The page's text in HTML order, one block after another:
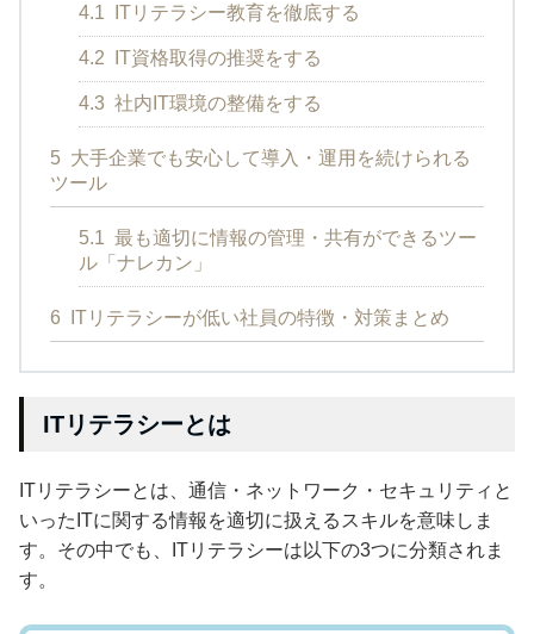
4.1 ITリテラシー教育を徹底する
4.2 IT資格取得の推奨をする
4.3 社内IT環境の整備をする
5 大手企業でも安心して導入・運用を続けられる
ツール
5.1 最も適切に情報の管理・共有ができるツー
ル「ナレカン」
6 ITリテラシーが低い社員の特徴・対策まとめ
ITリテラシーとは
ITリテラシーとは、通信・ネットワーク・セキュリティと
いったITに関する情報を適切に扱えるスキルを意味しま
す。その中でも、ITリテラシーは以下の3つに分類されま
す。